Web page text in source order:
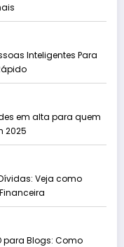
Inteligentes Para
em alta para quem
2025
Veja como
para Blogs: Como